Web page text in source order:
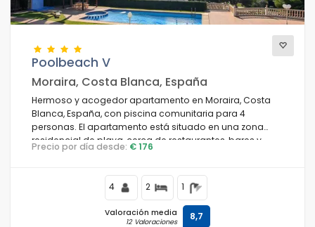
Poolbeach V
Moraira, Costa Blanca, España
Hermoso y acogedor apartamento en Moraira, Costa
Blanca, España, con piscina comunitaria para 4
personas. El apartamento está situado en una zona
residencial de playa, cerca de restaurantes, bares y
tiendas, a 50 metros de la playa Playa Platgetes y a 50
Precio por día desde: € 176
4 2 1
Valoración media
12 Valoraciones 8,7